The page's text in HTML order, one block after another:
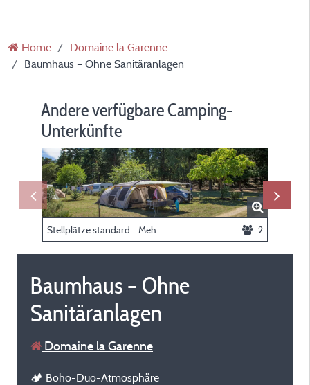
Home
Domaine la Garenne
Baumhaus – Ohne Sanitäranlagen
Andere verfügbare Camping-
Unterkünfte
2
Baumhaus – Ohne
Sanitäranlagen
Domaine la Garenne
🏕️ Boho-Duo-Atmosphäre